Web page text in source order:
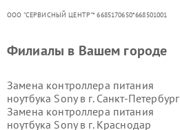
ООО "СЕРВИСНЫЙ ЦЕНТР"* 6685170650*668501001
Филиалы в Вашем городе
Замена контроллера питания
ноутбука Sony в г. Санкт-Петербург
Замена контроллера питания
ноутбука Sony в г. Краснодар